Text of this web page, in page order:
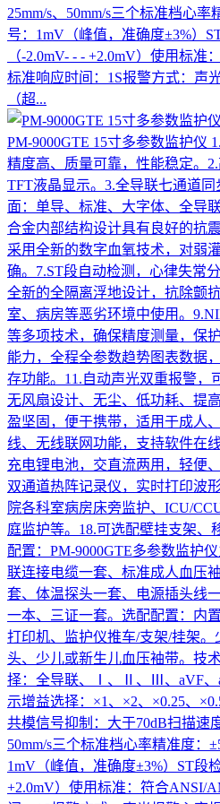
25mm/s、50mm/s三个标准档心
号：1mV（峰值，准确度±3%）
（-2.0mV- - - +2.0mV）使用标准
标准响应时间：1S报警方式：声
（超...
PM-9000GTE 15寸多参数监护仪
精度高、质量可靠，性能稳定。
TFT液晶显示。3.全导联七通道
面：单导、标准、大字体、全导
合金内部结构设计具有良好的抗
采用全新的数字血氧技术，对弱
确。7.ST段自动检测，心律失常
全新的全隔离浮地设计，抗除颤
室、病房等恶劣环境中使用。
等多项技术，确保精度测量，保
能力，全程全参数趋势图表数据
存功能。11.自动声光双重报警，
无风扇设计、无尘、低功耗、提
盈坚固，便于携带，适用于成人
线、无线联网功能，支持软件在
充电锂电池，交直流两用，轻便
双通道热阵记录仪，实时打印波
院各科室病房床旁监护、ICU/
庭监护等。18.可选配壁挂支架、
配置：PM-9000GTE多参数监护
联连接电缆一套、标准成人血压
套、体温探头一套、电源插头线
一本、三证一套。选配配置：内
打印机、监护仪推车/支架/挂架
头、少儿或新生儿血压袖带。技
择：全导联、Ⅰ、Ⅱ、Ⅲ、aVF、
示增益选择：×1、×2、×0.25、
共模信号抑制：大于70dB扫描速度
50mm/s三个标准档心率精准度：
1mV（峰值，准确度±3%）ST段
+2.0mV）使用标准：符合ANSI/